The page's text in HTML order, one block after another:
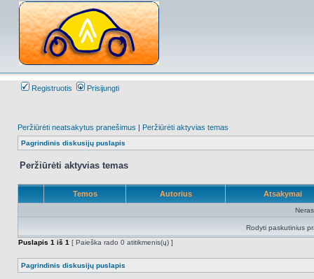
Registruotis Prisijungti
Peržiūrėti neatsakytus pranešimus | Peržiūrėti aktyvias temas
Pagrindinis diskusijų puslapis
Peržiūrėti aktyvias temas
Temos Autorius Atsakymai
Rodyti paskutinius
Puslapis 1 iš 1 [ Paieška rado 0 atitikmenis(ų) ]
Pagrindinis diskusijų puslapis